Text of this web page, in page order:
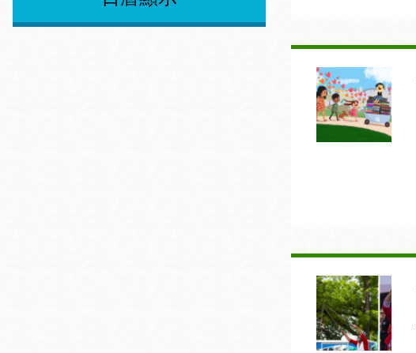
公園區圖書分館